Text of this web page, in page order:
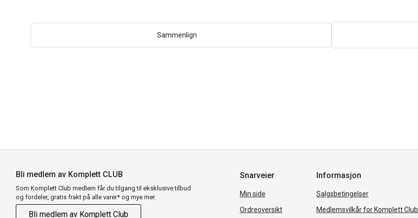
Sammenlign
Bli medlem av Komplett CLUB
Som Komplett Club medlem får du tilgang til eksklusive tilbud
og fordeler, gratis frakt på alle varer* og mye mer.
Bli medlem av Komplett Club
Snarveier
Min side
Ordreoversikt
Informasjon
Salgsbetingelser
Medlemsvilkår for Komplett Club